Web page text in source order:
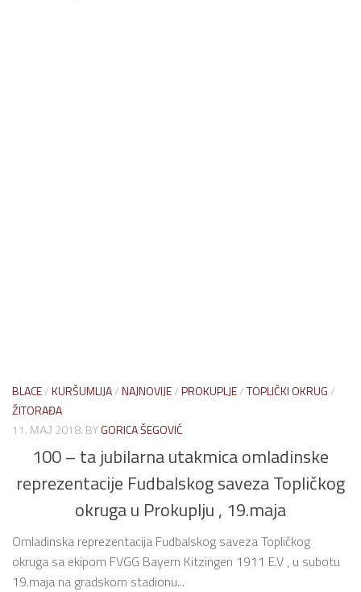
BLACE/KURŠUMLIJA/NAJNOVIJE/PROKUPLJE/TOPLIČKI OKRUG/
ŽITORAĐA
11. МАЈ 2018. BYGORICA ŠEGOVIĆ
100 – ta jubilarna utakmica omladinske
reprezentacije Fudbalskog saveza Topličkog
okruga u Prokuplju , 19.maja
Omladinska reprezentacija Fudbalskog saveza Topličkog
okruga sa ekipom FVGG Bayern Kitzingen 1911 E.V , u subotu
19.maja na gradskom stadionu...